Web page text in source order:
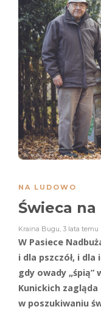
NA LUDOWO
Świeca
Kraina Bugu, 3 lata temu
W Pasiece
i dla pszczół, i
gdy owady „śpią”
Kunickich
w poszukiwaniu